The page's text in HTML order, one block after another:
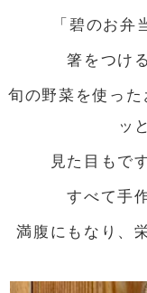
「碧のお
箸をつけ
旬の野菜を使っ
ッ
見た目もで
すべて手
満腹にもなり、